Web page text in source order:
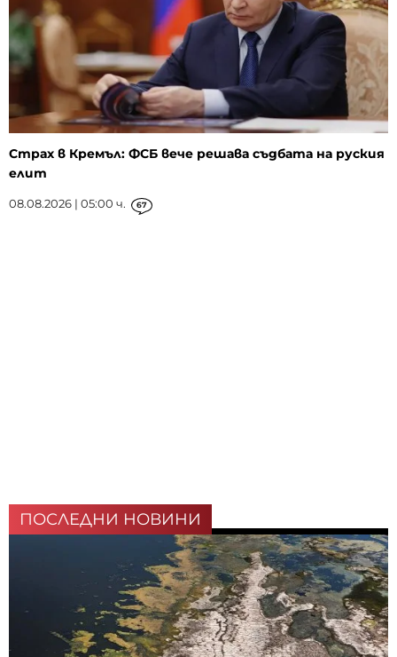
Страх в Кремъл: ФСБ вече решава съдбата на руския
елит
08.08.2026 | 05:00 ч. 67
ПОСЛЕДНИ НОВИНИ